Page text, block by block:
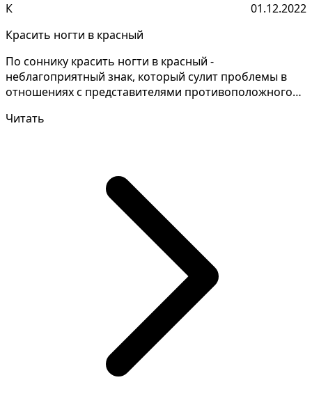
К
01.12.2022
Красить ногти в красный
По соннику красить ногти в красный -
неблагоприятный знак, который сулит проблемы в
отношениях с представителями противоположного
Читать